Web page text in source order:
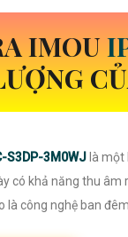
IMOU
S3DP-3M0WJ là
có khả năng thu âm
là công nghệ ban